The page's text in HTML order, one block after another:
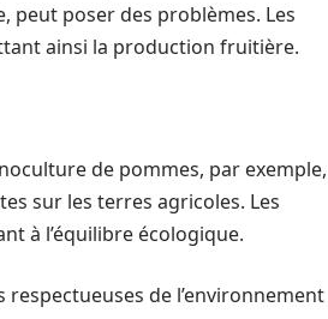
peut poser des problèmes. Les
ainsi la production fruitière.
de pommes, par exemple,
sur les terres agricoles. Les
à l’équilibre écologique.
de l’environnement